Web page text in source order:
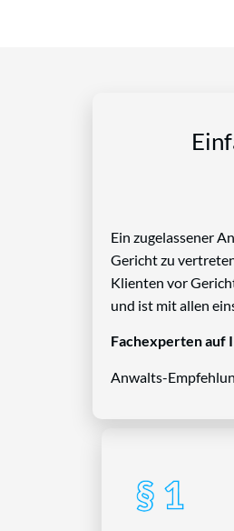
Ein zugelassener
Gericht zu
Klienten vor
und ist mit allen
Fachexperten auf
Anwalts-